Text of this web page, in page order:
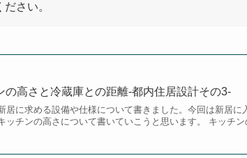
さい。
の高さと冷蔵庫との距離-都内住居設計その3-
居に求める設備や仕様について書きました。今回は新居に
ッチンの高さについて書いていこうと思います。 キッチ